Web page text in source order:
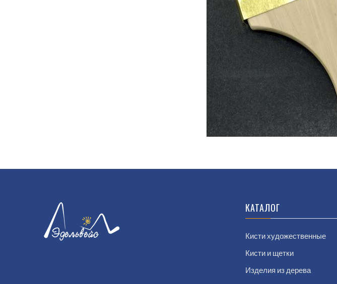
КАТАЛОГ
Кисти художественные
Кисти и щетки
Изделия из дерева